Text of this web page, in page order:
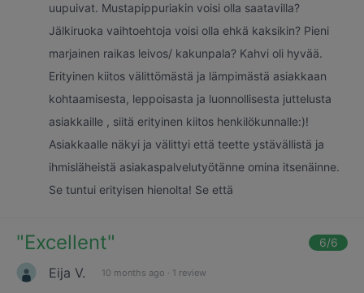
uupuivat. Mustapippuriakin voisi olla saatavilla?
Jälkiruoka vaihtoehtoja voisi olla ehkä kaksikin? Pieni
marjainen raikas leivos/ kakunpala? Kahvi oli hyvää.
Erityinen kiitos välittömästä ja lämpimästä asiakkaan
kohtaamisesta, leppoisasta ja luonnollisesta juttelusta
asiakkaille , siitä erityinen kiitos henkilökunnalle:)!
Asiakkaalle näkyi ja välittyi että teette ystävällistä ja
ihmisläheistä asiakaspalvelutyötänne omina itsenäinne.
Se tuntui erityisen hienolta! Se että
"Excellent" 6/6
Eija V. 10 months ago · 1 review